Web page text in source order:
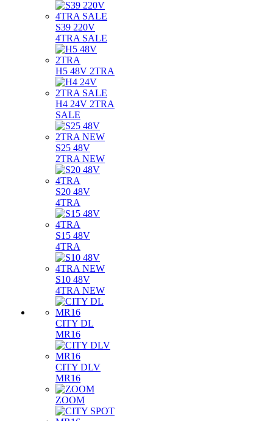
S39 220V
4TRA SALE
H5 48V 2TRA
H4 24V 2TRA
SALE
S25 48V
2TRA NEW
S20 48V
4TRA
S15 48V
4TRA
S10 48V
4TRA NEW
CITY DL
MR16
CITY DLV
MR16
ZOOM